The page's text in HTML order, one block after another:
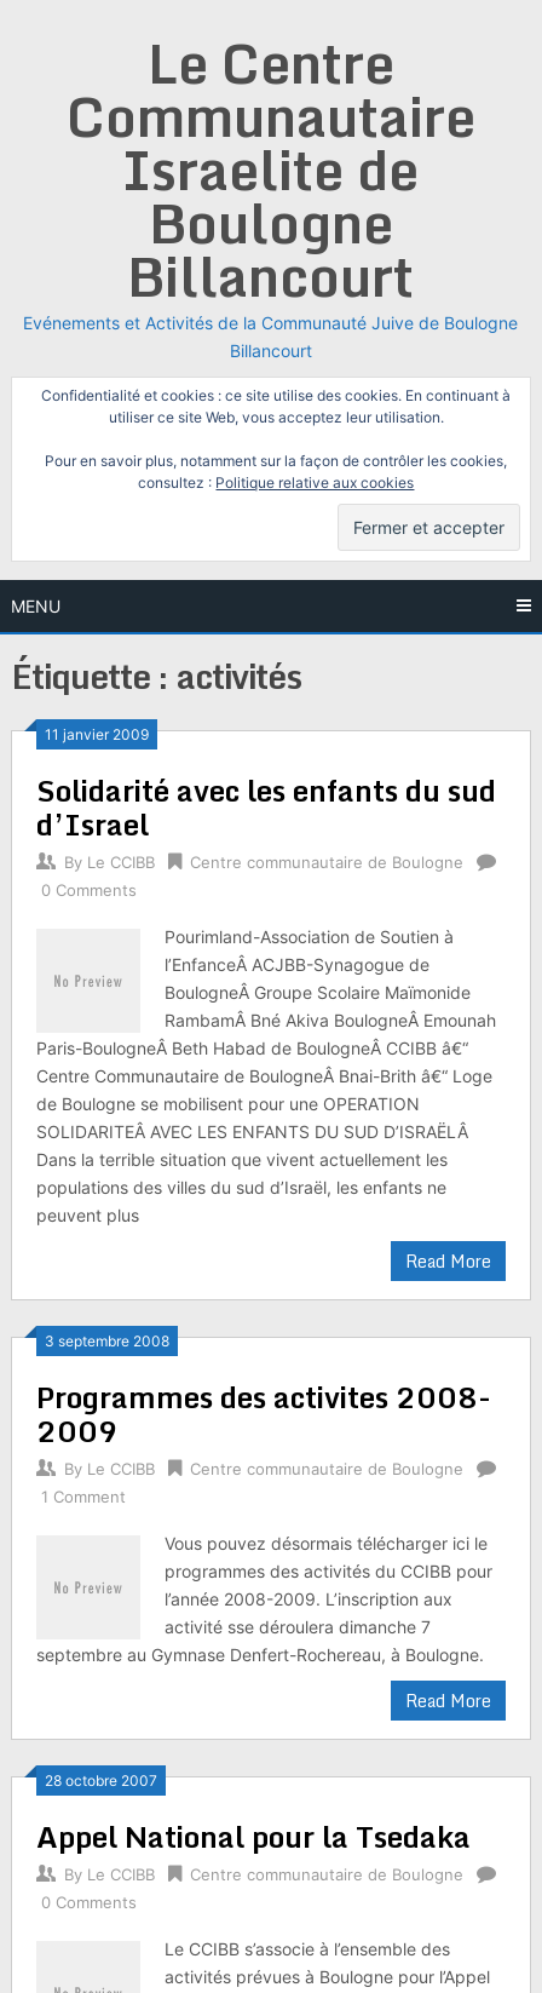
Le Centre
Communautaire
Israelite de
Boulogne
Billancourt
Evénements et Activités de la Communauté Juive de Boulogne
Billancourt
Confidentialité et cookies : ce site utilise des cookies. En continuant à
utiliser ce site Web, vous acceptez leur utilisation.
Pour en savoir plus, notamment sur la façon de contrôler les cookies,
consultez : Politique relative aux cookies
MENU
Étiquette : activités
11 janvier 2009
Solidarité avec les enfants du sud
d’Israel
By Le CCIBB
Centre communautaire de Boulogne
0 Comments
Pourimland-Association de Soutien à
l’EnfanceÂ ACJBB-Synagogue de
BoulogneÂ Groupe Scolaire Maïmonide
RambamÂ Bné Akiva BoulogneÂ Emounah
Paris-BoulogneÂ Beth Habad de BoulogneÂ CCIBB â€“
Centre Communautaire de BoulogneÂ Bnai-Brith â€“ Loge
de Boulogne se mobilisent pour une OPERATION
SOLIDARITEÂ AVEC LES ENFANTS DU SUD D’ISRAËLÂ
Dans la terrible situation que vivent actuellement les
populations des villes du sud d’Israël, les enfants ne
peuvent plus
Read More
3 septembre 2008
Programmes des activites 2008-
2009
By Le CCIBB
Centre communautaire de Boulogne
1 Comment
Vous pouvez désormais télécharger ici le
programmes des activités du CCIBB pour
l’année 2008-2009. L’inscription aux
activité sse déroulera dimanche 7
septembre au Gymnase Denfert-Rochereau, à Boulogne.
Read More
28 octobre 2007
Appel National pour la Tsedaka
By Le CCIBB
Centre communautaire de Boulogne
0 Comments
Le CCIBB s’associe à l’ensemble des
activités prévues à Boulogne pour l’Appel